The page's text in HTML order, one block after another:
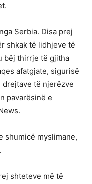
Serbia. Disa prej
shkak të lidhjeve të
bëj thirrje të gjitha
afatgjate, sigurisë
të njerëzve
pavarësinë e
shumicë myslimane,
shteteve më të